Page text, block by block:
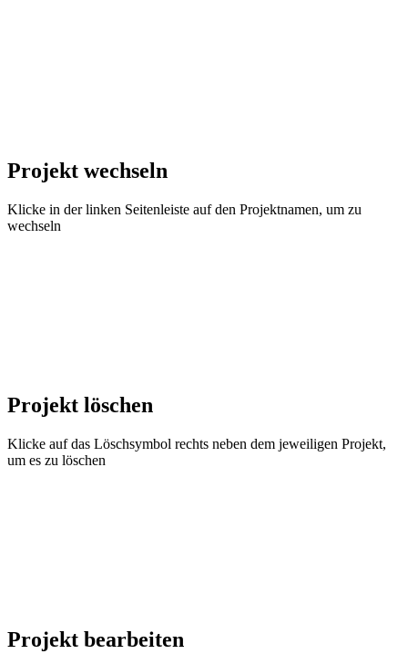
Projekt wechseln
Klicke in der linken Seitenleiste auf den Projektnamen, um zu
wechseln
Projekt löschen
Klicke auf das Löschsymbol rechts neben dem jeweiligen Projekt,
um es zu löschen
Projekt bearbeiten